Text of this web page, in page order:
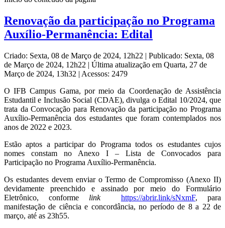
Renovação da participação no Programa
Auxílio-Permanência: Edital
Criado: Sexta, 08 de Março de 2024, 12h22 | Publicado: Sexta, 08
de Março de 2024, 12h22 | Última atualização em Quarta, 27 de
Março de 2024, 13h32 | Acessos: 2479
O IFB Campus Gama, por meio da Coordenação de Assistência
Estudantil e Inclusão Social (CDAE), divulga o Edital 10/2024, que
trata da Convocação para Renovação da participação no Programa
Auxílio-Permanência dos estudantes que foram contemplados nos
anos de 2022 e 2023.
Estão aptos a participar do Programa todos os estudantes cujos
nomes constam no Anexo I – Lista de Convocados para
Participação no Programa Auxílio-Permanência.
Os estudantes devem enviar o Termo de Compromisso (Anexo II)
devidamente preenchido e assinado por meio do Formulário
Eletrônico, conforme link https://abrir.link/sNxmF, para
manifestação de ciência e concordância, no período de 8 a 22 de
março, até as 23h55.